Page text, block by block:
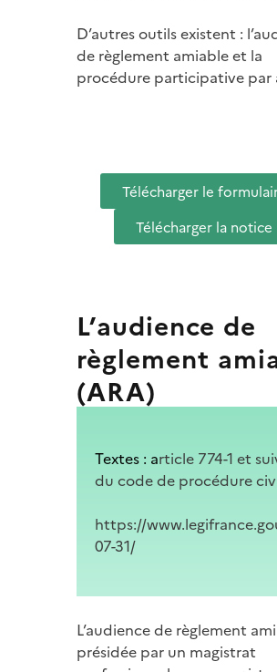
D’autres outils existent :
de règlement amiable et la
procédure participative par
Télécharger le
Télécharger la notice
L’audience de
règlement
(ARA)
Textes : article 774-1 et
du code de procédure
https://
07-31/
L’audience de règlement
présidée par un magistrat